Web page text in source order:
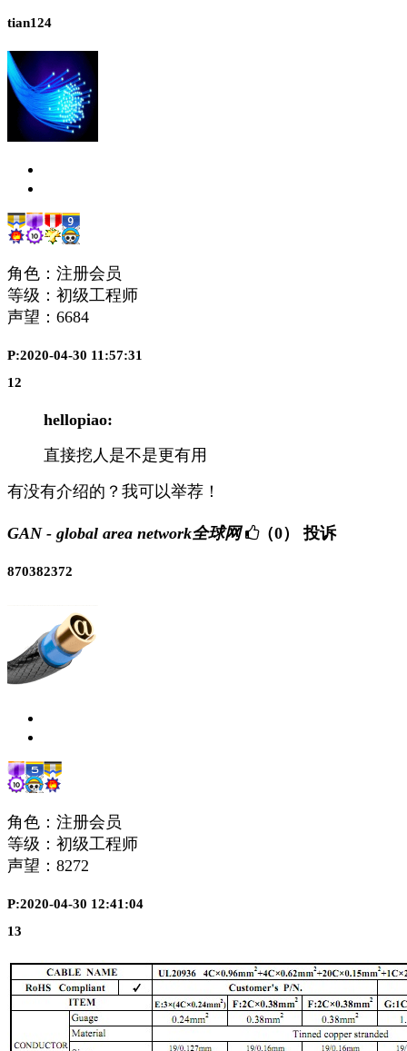
tian124
角色：注册会员
等级：初级工程师
声望： 6684
P:2020-04-30 11:57:31
12
hellopiao:
直接挖人是不是更有用
有没有介绍的？我可以举荐！
GAN - global area network全球网 （0） 投诉
870382372
角色：注册会员
等级：初级工程师
声望： 8272
P:2020-04-30 12:41:04
13